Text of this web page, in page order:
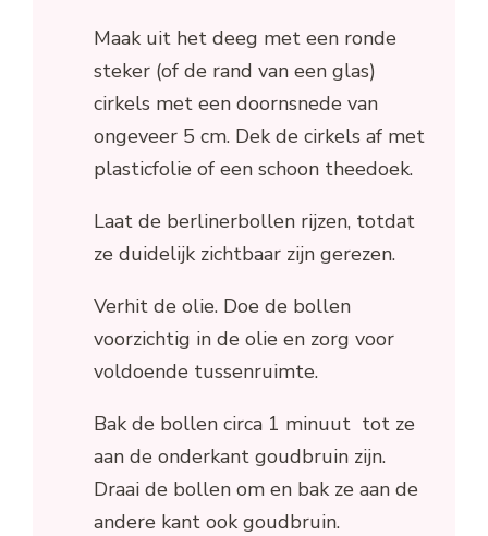
Maak uit het deeg met een ronde
steker (of de rand van een glas)
cirkels met een doornsnede van
ongeveer 5 cm. Dek de cirkels af met
plasticfolie of een schoon theedoek.
Laat de berlinerbollen rijzen, totdat
ze duidelijk zichtbaar zijn gerezen.
Verhit de olie. Doe de bollen
voorzichtig in de olie en zorg voor
voldoende tussenruimte.
Bak de bollen circa 1 minuut tot ze
aan de onderkant goudbruin zijn.
Draai de bollen om en bak ze aan de
andere kant ook goudbruin.